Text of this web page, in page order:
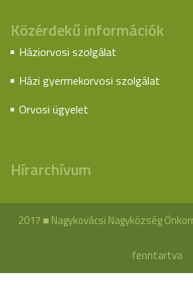
Közérdekű információk
Háziorvosi szolgálat
Házi gyermekorvosi szolgálat
Orvosi ügyelet
Hírarchívum
2017 ■ Nagykovácsi Nagyközség
fenntartva